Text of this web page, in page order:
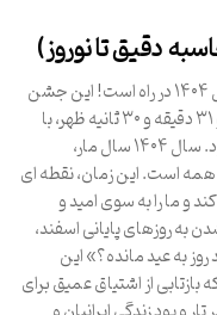
چند روز به عید 1404 مانده؟ لحظه تحویل سال ۱۴۰۴ در راه است! این جشن
باستانی، پنجشنبه ۳۰ اسفند ۱۴۰۳، ساعت ۱۲ و ۳۱ دقیقه و ۳۰ ثانیه ظهر، با
ورود خورشید به نقطه اعتدال بهاری آغاز می شود. سال ۱۴۰۴ سال مار،
است. این زمان، نقطه ای
و ما را به سوی امید و
به روزهای پایانی اسفند،
به عید مانده؟» این
از اشتیاق عمیق برای